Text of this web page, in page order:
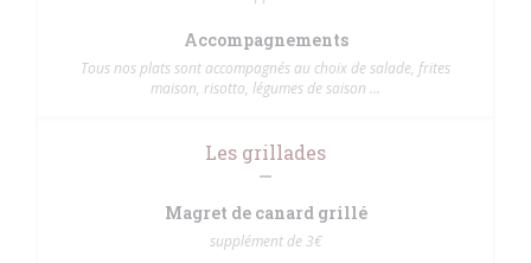
Accompagnements
Tous nos plats sont accompagnés au choix de salade, frites
maison, risotto, légumes de saison ...
Les grillades
Magret de canard grillé
supplément de 3€